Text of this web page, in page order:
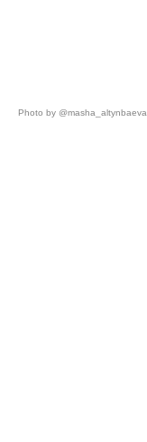
Photo by @masha_altynbaeva